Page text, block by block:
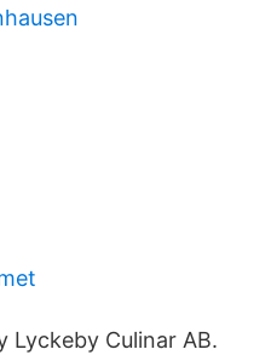
Lyckeby Culinar AB.